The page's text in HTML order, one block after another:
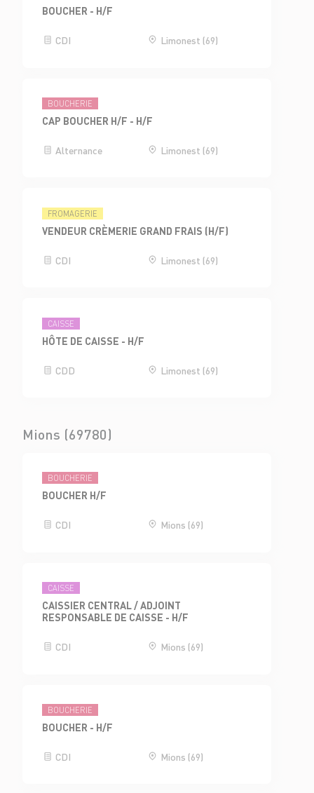
BOUCHER - H/F
CDI Limonest (69)
BOUCHERIE
CAP BOUCHER H/F - H/F
Alternance Limonest (69)
FROMAGERIE
VENDEUR CRÈMERIE GRAND FRAIS (H/F)
CDI Limonest (69)
CAISSE
HÔTE DE CAISSE - H/F
CDD Limonest (69)
Mions (69780)
BOUCHERIE
BOUCHER H/F
CDI Mions (69)
CAISSE
CAISSIER CENTRAL / ADJOINT
RESPONSABLE DE CAISSE - H/F
CDI Mions (69)
BOUCHERIE
BOUCHER - H/F
CDI Mions (69)